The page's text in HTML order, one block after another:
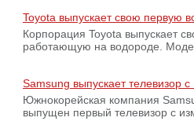
Toyota выпускает свою первую
Корпорация Toyota выпускает
работающую на водороде.
Samsung выпускает телевизор
Южнокорейская компания
выпущен первый телевизор с